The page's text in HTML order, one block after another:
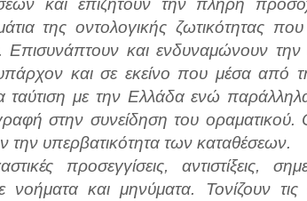
και επιζητούν την πλήρη
της οντολογικής ζωτικότητας
Επισυνάπτουν και ενδυναμώνουν
και σε εκείνο που μέσα από την
ταύτιση με την Ελλάδα ενώ
στην συνείδηση του οραματικού.
υπερβατικότητα των καταθέσεων.
προσεγγίσεις, αντιστίξεις,
και μηνύματα. Τονίζουν τις